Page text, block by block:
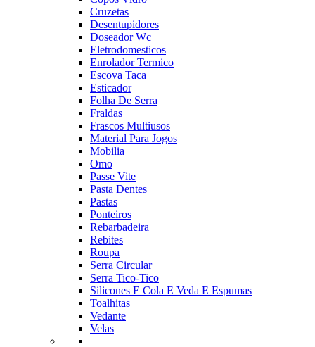
Cruzetas
Desentupidores
Doseador Wc
Eletrodomesticos
Enrolador Termico
Escova Taca
Esticador
Folha De Serra
Fraldas
Frascos Multiusos
Material Para Jogos
Mobilia
Omo
Passe Vite
Pasta Dentes
Pastas
Ponteiros
Rebarbadeira
Rebites
Roupa
Serra Circular
Serra Tico-Tico
Silicones E Cola E Veda E Espumas
Toalhitas
Vedante
Velas